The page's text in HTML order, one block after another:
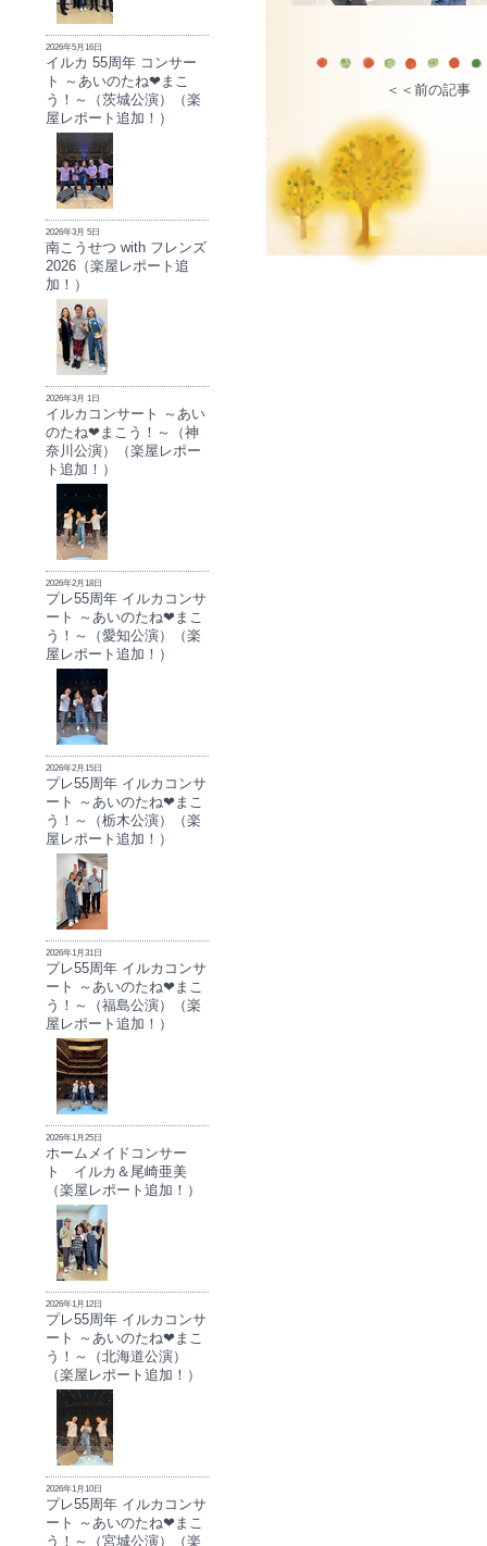
2026年5月16日
イルカ 55周年 コンサー
ト ～あいのたね❤まこ
う！～（茨城公演）（楽
屋レポート追加！）
2026年3月 5日
南こうせつ with フレンズ
2026（楽屋レポート追
加！）
2026年3月 1日
イルカコンサート ～あい
のたね❤まこう！～（神
奈川公演）（楽屋レポー
ト追加！）
2026年2月18日
プレ55周年 イルカコンサ
ート ～あいのたね❤まこ
う！～（愛知公演）（楽
屋レポート追加！）
2026年2月15日
プレ55周年 イルカコンサ
ート ～あいのたね❤まこ
う！～（栃木公演）（楽
屋レポート追加！）
2026年1月31日
プレ55周年 イルカコンサ
ート ～あいのたね❤まこ
う！～（福島公演）（楽
屋レポート追加！）
2026年1月25日
ホームメイドコンサー
ト イルカ＆尾崎亜美
（楽屋レポート追加！）
2026年1月12日
プレ55周年 イルカコンサ
ート ～あいのたね❤まこ
う！～（北海道公演）
（楽屋レポート追加！）
2026年1月10日
プレ55周年 イルカコンサ
ート ～あいのたね❤まこ
う！～（宮城公演）（楽
＜＜前の記事